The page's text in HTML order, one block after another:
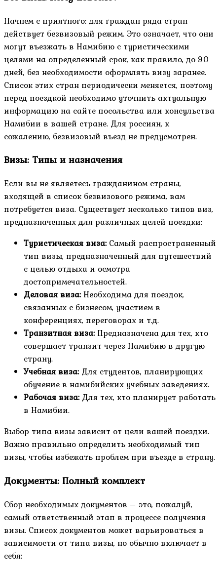
Начнем с приятного: для граждан ряда стран
действует безвизовый режим. Это означает, что они
могут въезжать в Намибию с туристическими
целями на определенный срок, как правило, до 90
дней, без необходимости оформлять визу заранее.
Список этих стран периодически меняется, поэтому
перед поездкой необходимо уточнить актуальную
информацию на сайте посольства или консульства
Намибии в вашей стране. Для россиян, к
сожалению, безвизовый въезд не предусмотрен.
Визы: Типы и назначения
Если вы не являетесь гражданином страны,
входящей в список безвизового режима, вам
потребуется виза. Существует несколько типов виз,
предназначенных для различных целей поездки:
Туристическая виза: Самый распространенный
тип визы, предназначенный для путешествий
с целью отдыха и осмотра
достопримечательностей.
Деловая виза:Необходима для поездок,
связанных с бизнесом, участием в
конференциях, переговорах и т.д.
Транзитная виза: Предназначена для тех, кто
совершает транзит через Намибию в другую
страну.
Учебная виза: Для студентов, планирующих
обучение в намибийских учебных заведениях.
Рабочая виза: Для тех, кто планирует работать
в Намибии.
Выбор типа визы зависит от цели вашей поездки.
Важно правильно определить необходимый тип
визы, чтобы избежать проблем при въезде в страну.
Документы: Полный комплект
Сбор необходимых документов – это, пожалуй,
самый ответственный этап в процессе получения
визы. Список документов может варьироваться в
зависимости от типа визы, но обычно включает в
себя: